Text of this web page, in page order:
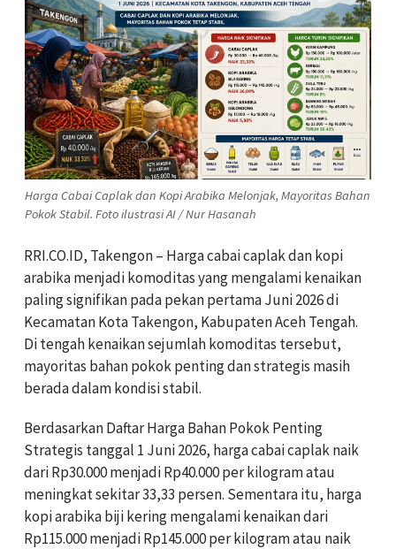
Harga Cabai Caplak dan Kopi Arabika Melonjak, Mayoritas Bahan
Pokok Stabil. Foto ilustrasi AI / Nur Hasanah
RRI.CO.ID, Takengon – Harga cabai caplak dan kopi
arabika menjadi komoditas yang mengalami kenaikan
paling signifikan pada pekan pertama Juni 2026 di
Kecamatan Kota Takengon, Kabupaten Aceh Tengah.
Di tengah kenaikan sejumlah komoditas tersebut,
mayoritas bahan pokok penting dan strategis masih
berada dalam kondisi stabil.
Berdasarkan Daftar Harga Bahan Pokok Penting
Strategis tanggal 1 Juni 2026, harga cabai caplak naik
dari Rp30.000 menjadi Rp40.000 per kilogram atau
meningkat sekitar 33,33 persen. Sementara itu, harga
kopi arabika biji kering mengalami kenaikan dari
Rp115.000 menjadi Rp145.000 per kilogram atau naik